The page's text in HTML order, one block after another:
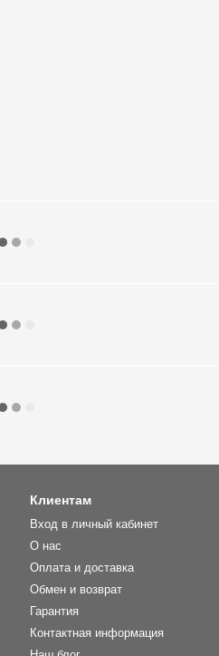
Клиентам
Вход в личный кабинет
О нас
Оплата и доставка
Обмен и возврат
Гарантия
Контактная информация